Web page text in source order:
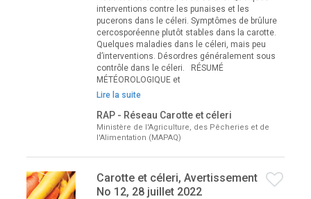
interventions contre les punaises et les
pucerons dans le céleri. Symptômes de brûlure
cercosporéenne plutôt stables dans la carotte.
Quelques maladies dans le céleri, mais peu
d’interventions. Désordres généralement sous
contrôle dans le céleri. RÉSUMÉ
MÉTÉOROLOGIQUE et
Lire la suite
RAP - Réseau Carotte et céleri
Ministère de l'Agriculture, des Pêcheries et de
l'Alimentation (MAPAQ)
Carotte et céleri, Avertissement
No 12, 28 juillet 2022